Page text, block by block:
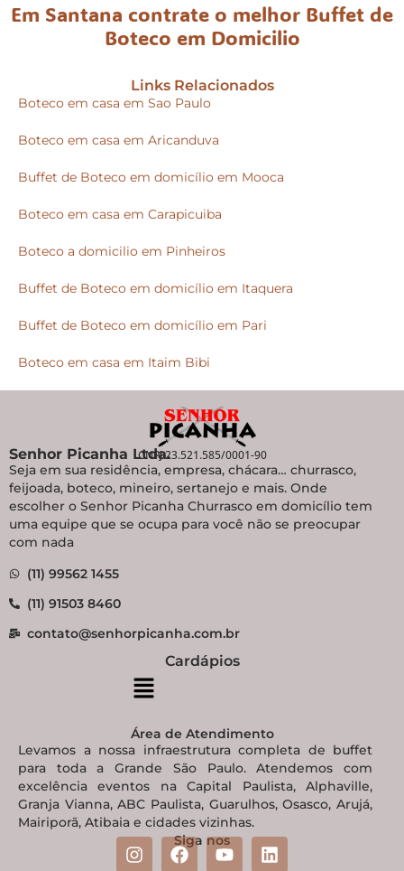
Em Santana contrate o melhor Buffet de
Boteco em Domicilio
Links Relacionados
Boteco em casa em Sao Paulo
Boteco em casa em Aricanduva
Buffet de Boteco em domicílio em Mooca
Boteco em casa em Carapicuiba
Boteco a domicilio em Pinheiros
Buffet de Boteco em domicílio em Itaquera
Buffet de Boteco em domicílio em Pari
Boteco em casa em Itaim Bibi
Senhor Picanha Ltda.CNPJ 23.521.585/0001-90
Seja em sua residência, empresa, chácara… churrasco,
feijoada, boteco, mineiro, sertanejo e mais. Onde
escolher o Senhor Picanha Churrasco em domicílio tem
uma equipe que se ocupa para você não se preocupar
com nada
(11) 99562 1455
(11) 91503 8460
contato@senhorpicanha.com.br
Cardápios
Área de Atendimento
Levamos a nossa infraestrutura completa de buffet
para toda a Grande São Paulo. Atendemos com
excelência eventos na Capital Paulista, Alphaville,
Granja Vianna, ABC Paulista, Guarulhos, Osasco, Arujá,
Mairiporã, Atibaia e cidades vizinhas.
Siga nos